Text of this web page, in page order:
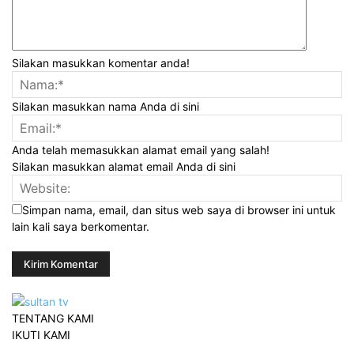
Silakan masukkan komentar anda!
Silakan masukkan nama Anda di sini
Anda telah memasukkan alamat email yang salah!
Silakan masukkan alamat email Anda di sini
Simpan nama, email, dan situs web saya di browser ini untuk
lain kali saya berkomentar.
TENTANG KAMI
IKUTI KAMI